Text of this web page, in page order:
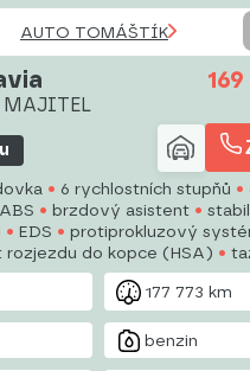
AUTO TOMÁŠTÍK
MAJITEL
6 rychlostních stupňů
ABS brzdový asistent
EDS
protiprokluzový
rozjezdu do kopce (HSA)
řízení
man. klimatizace
177 773 km
benzin